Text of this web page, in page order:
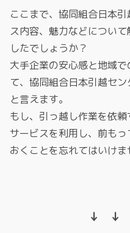
ここまで、協同組合日本
ス内容、魅力などについ
したでしょうか？
大手企業の安心感と地域
て、協同組合日本引越セ
と言えます。
もし、引っ越し作業を依
サービスを利用し、前も
おくことを忘れてはいけま
↓ ↓